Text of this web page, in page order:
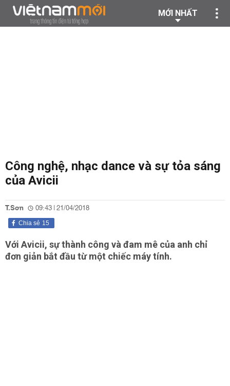
MỚI NHẤT
Công nghệ, nhạc dance và sự tỏa sáng
của Avicii
T.Sơn 09:43 | 21/04/2018
15
Chia sẻ
Với Avicii, sự thành công và đam mê của anh chỉ
đơn giản bắt đầu từ một chiếc máy tính.